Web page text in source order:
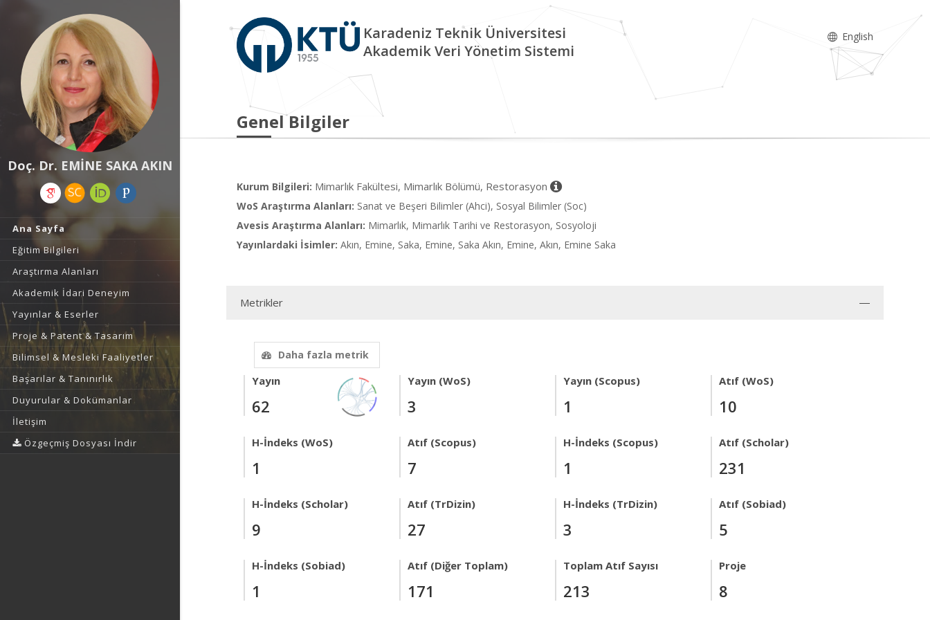
Doç. Dr. EMİNE SAKA AKIN
Ana Sayfa
Eğitim Bilgileri
Araştırma Alanları
Akademik İdari Deneyim
Yayınlar & Eserler
Proje & Patent & Tasarım
Bilimsel & Mesleki Faaliyetler
Başarılar & Tanınırlık
Duyurular & Dokümanlar
İletişim
Özgeçmiş Dosyası İndir
Karadeniz Teknik Üniversitesi
Akademik Veri Yönetim Sistemi
English
Genel Bilgiler
Kurum Bilgileri: Mimarlık Fakültesi, Mimarlık Bölümü, Restorasyon
WoS Araştırma Alanları: Sanat ve Beşeri Bilimler (Ahci), Sosyal Bilimler (Soc)
Avesis Araştırma Alanları: Mimarlık, Mimarlık Tarihi ve Restorasyon, Sosyoloji
Yayınlardaki İsimler: Akın, Emine, Saka, Emine, Saka Akın, Emine, Akın, Emine Saka
Metrikler
Daha fazla metrik
Yayın
62
Yayın (WoS)
3
Yayın (Scopus)
1
Atıf (WoS)
10
H-İndeks (WoS)
1
Atıf (Scopus)
7
H-İndeks (Scopus)
1
Atıf (Scholar)
231
H-İndeks (Scholar)
9
Atıf (TrDizin)
27
H-İndeks (TrDizin)
3
Atıf (Sobiad)
5
H-İndeks (Sobiad)
1
Atıf (Diğer Toplam)
171
Toplam Atıf Sayısı
213
Proje
8